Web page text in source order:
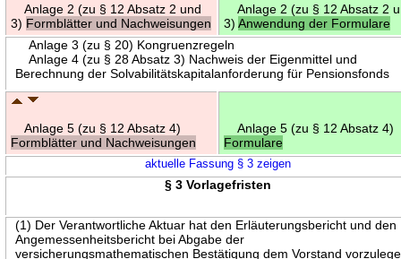
Anlage 2 (zu § 12 Absatz 2 und
3) Formblätter und Nachweisungen
Anlage 2 (zu § 12 Absatz 2
3)Anwendung der Formulare
Anlage 3 (zu § 20) Kongruenzregeln
Anlage 4 (zu § 28 Absatz 3) Nachweis der Eigenmittel und
Berechnung der Solvabilitätskapitalanforderung für Pensionsfonds
Anlage 5 (zu § 12 Absatz 4)
Formblätter und Nachweisungen
Anlage 5 (zu § 12 Absatz 4)
Formulare
aktuelle Fassung § 3 zeigen
§ 3 Vorlagefristen
(1) Der Verantwortliche Aktuar hat den Erläuterungsbericht und den
Angemessenheitsbericht bei Abgabe der
versicherungsmathematischen Bestätigung dem Vorstand